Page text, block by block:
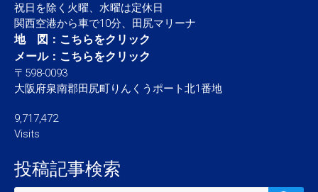
祝日を除く火曜、水曜は定休日
関西空港から車で10分、田尻マリーナ
地 図： こちらをクリック
メール： こちらをクリック
〒598-0093
大阪府泉南郡田尻町りんくうポート北1番地
9,717,472
Visits
投稿記事検索